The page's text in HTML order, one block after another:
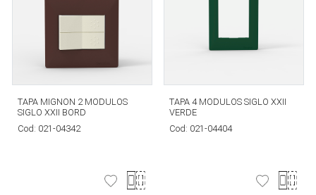
TAPA MIGNON 2 MODULOS
SIGLO XXII BORD
Cod: 021-04342
TAPA 4 MODULOS SIGLO XXII
VERDE
Cod: 021-04404